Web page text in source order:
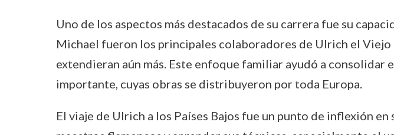
Uno de los aspectos más destacados de su carrera fue su
Michael fueron los principales colaboradores de Ulrich el
extendieran aún más. Este enfoque familiar ayudó a
importante, cuyas obras se distribuyeron por toda Europa.
El viaje de Ulrich a los Países Bajos fue un punto de inflexión